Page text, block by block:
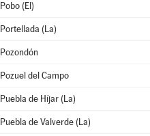
Pobo (El)
Portellada (La)
Pozondón
Pozuel del Campo
Puebla de Híjar (La)
Puebla de Valverde (La)